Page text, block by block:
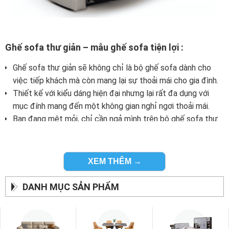
Ghế sofa thư giản – mẫu ghế sofa tiện lợi :
Ghế sofa thư giản sẽ không chỉ là bộ ghế sofa dành cho
việc tiếp khách mà còn mang lại sự thoải mái cho gia đình.
Thiết kế với kiểu dáng hiện đại nhưng lại rất đa dụng với
mục đính mang đến một không gian nghỉ ngơi thoải mái.
Bạn đang mệt mỏi, chỉ cần ngả mình trên bộ ghế sofa thư
XEM THÊM →
DANH MỤC SẢN PHẨM